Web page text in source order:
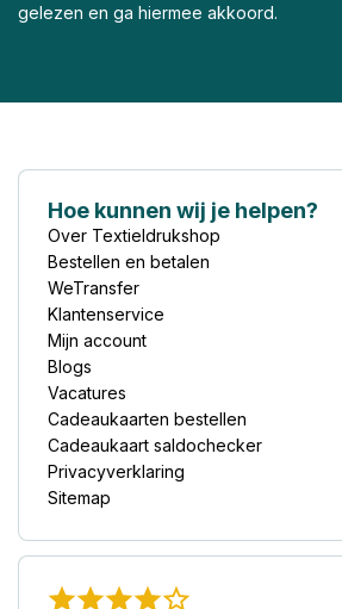
gelezen en ga hiermee akkoord.
Hoe kunnen wij je helpen?
Over Textieldrukshop
Bestellen en betalen
WeTransfer
Klantenservice
Mijn account
Blogs
Vacatures
Cadeaukaarten bestellen
Cadeaukaart saldochecker
Privacyverklaring
Sitemap